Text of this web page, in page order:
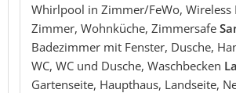
Whirlpool in Zimmer/FeWo, Wireless
Zimmer, Wohnküche, Zimmersafe
Badezimmer mit Fenster, Dusche,
WC, WC und Dusche, Waschbecken
Gartenseite, Haupthaus, Landseite,